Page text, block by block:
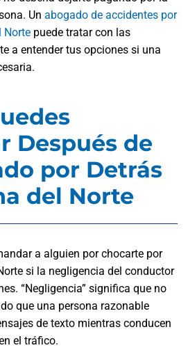
Un abogado de accidentes por
Norte puede tratar con las
a entender tus opciones si una
Después de
por Detrás
del Norte
a alguien por chocarte por
si la negligencia del conductor
“Negligencia” significa que no
que una persona razonable
de texto mientras conducen
el tráfico.